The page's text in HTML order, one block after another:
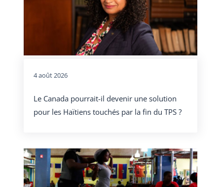
4 août 2026
Le Canada pourrait-il devenir une solution
pour les Haïtiens touchés par la fin du TPS ?